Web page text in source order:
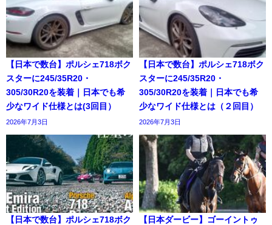
【日本で数台】ポルシェ718ボク
スターに245/35R20・
305/30R20を装着｜日本でも希
少なワイド仕様とは(3回目）
2026年7月3日
【日本で数台】ポルシェ718ボク
スターに245/35R20・
305/30R20を装着｜日本でも希
少なワイド仕様とは（２回目）
2026年7月3日
【日本で数台】ポルシェ718ボク
【日本ダービー】ゴーイントゥ